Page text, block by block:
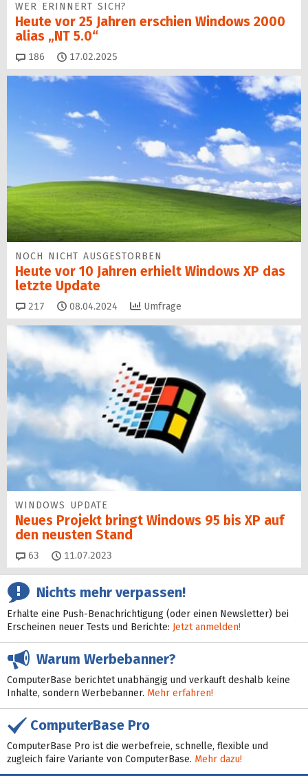
WER ERINNERT SICH?
Heute vor 25 Jahren erschien Windows 2000
alias „NT 5.0“
186 Kommentare
17.02.2025
NOCH NICHT AUSGESTORBEN
Heute vor 10 Jahren erhielt Windows XP das
letzte Update
217 Kommentare
08.04.2024 Umfrage
WINDOWS UPDATE
Neues Projekt bringt Windows 95 bis XP auf
den neusten Stand
63 Kommentare
11.07.2023
Nichts mehr verpassen!
Erhalte eine Push-Benachrichtigung (oder einen Newsletter) bei
Erscheinen neuer Tests und Berichte: Jetzt anmelden!
Warum Werbebanner?
ComputerBase berichtet unabhängig und verkauft deshalb keine
Inhalte, sondern Werbebanner. Mehr erfahren!
ComputerBase Pro
ComputerBase Pro ist die werbefreie, schnelle, flexible und
zugleich faire Variante von ComputerBase. Mehr dazu!